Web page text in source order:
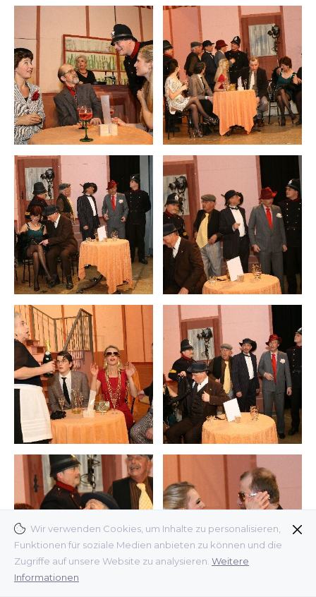
Wir verwenden Cookies, um Inhalte zu personalisieren,
Funktionen für soziale Medien anbieten zu können und die
Zugriffe auf unsere Website zu analysieren. Weitere
Informationen